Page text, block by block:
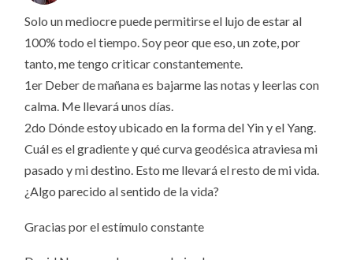
Solo un mediocre puede permitirse el lujo de estar al
100% todo el tiempo. Soy peor que eso, un zote, por
tanto, me tengo criticar constantemente.
1er Deber de mañana es bajarme las notas y leerlas con
calma. Me llevará unos días.
2do Dónde estoy ubicado en la forma del Yin y el Yang.
Cuál es el gradiente y qué curva geodésica atraviesa mi
pasado y mi destino. Esto me llevará el resto de mi vida.
¿Algo parecido al sentido de la vida?
Gracias por el estímulo constante